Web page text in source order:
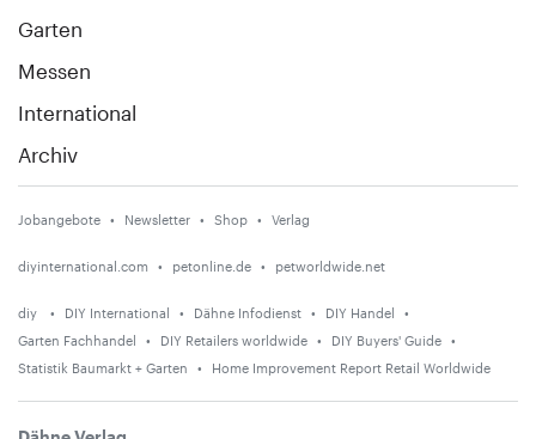
Garten
Messen
International
Archiv
Jobangebote Newsletter Shop Verlag
diyinternational.com petonline.de petworldwide.net
diy DIY International Dähne Infodienst
DIY Handel
Garten Fachhandel
DIY Retailers worldwide
DIY Buyers' Guide
Statistik Baumarkt + Garten
Home Improvement Report Retail Worldwide